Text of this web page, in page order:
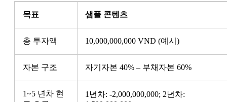
목표 샘플 콘텐츠
총 투자액 10,000,000,000 VND (예시)
자본 구조 자기자본 40% – 부채자본 60%
1~5 년차 현
1년차: -2,000,000,000; 2년차: